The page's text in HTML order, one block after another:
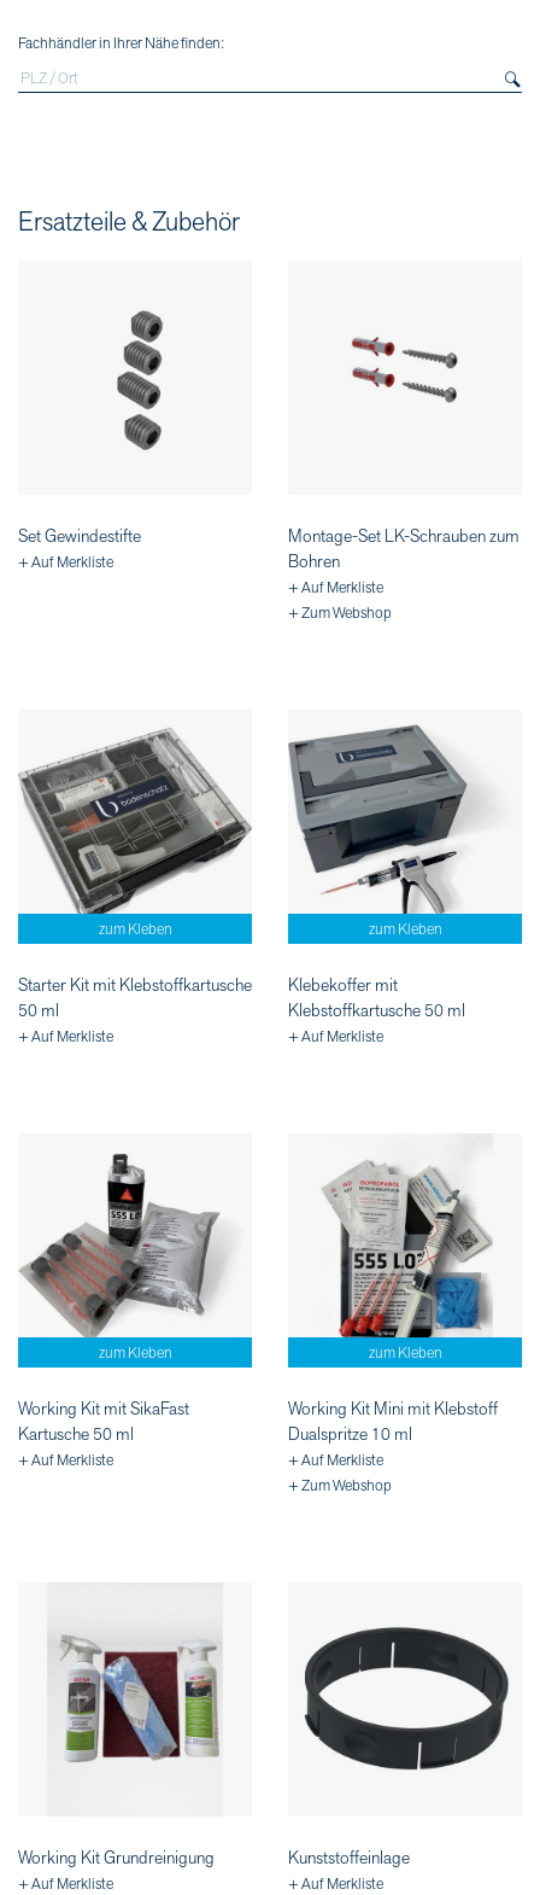
Fachhändler in Ihrer Nähe finden:
Ersatzteile & Zubehör
Set Gewindestifte
+ Auf Merkliste
Montage-Set LK-Schrauben zum
Bohren
+ Auf Merkliste
+ Zum Webshop
zum Kleben
Starter Kit mit Klebstoffkartusche
50 ml
+ Auf Merkliste
zum Kleben
Klebekoffer mit
Klebstoffkartusche 50 ml
+ Auf Merkliste
zum Kleben
Working Kit mit SikaFast
Kartusche 50 ml
+ Auf Merkliste
zum Kleben
Working Kit Mini mit Klebstoff
Dualspritze 10 ml
+ Auf Merkliste
+ Zum Webshop
Working Kit Grundreinigung
+ Auf Merkliste
Kunststoffeinlage
+ Auf Merkliste